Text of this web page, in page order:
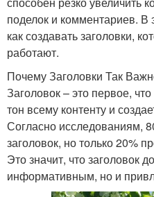
поделок и комментариев. В
как создавать заголовки,
работают.
Почему Заголовки Так
Заголовок – это первое,
тон всему контенту и
Согласно исследованиям,
заголовок, но только 20%
Это значит, что заголовок
информативным, но и